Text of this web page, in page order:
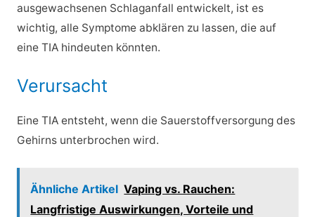
ausgewachsenen Schlaganfall entwickelt, ist es
wichtig, alle Symptome abklären zu lassen, die auf
eine TIA hindeuten könnten.
Verursacht
Eine TIA entsteht, wenn die Sauerstoffversorgung des
Gehirns unterbrochen wird.
Ähnliche Artikel Vaping vs. Rauchen:
Langfristige Auswirkungen, Vorteile und